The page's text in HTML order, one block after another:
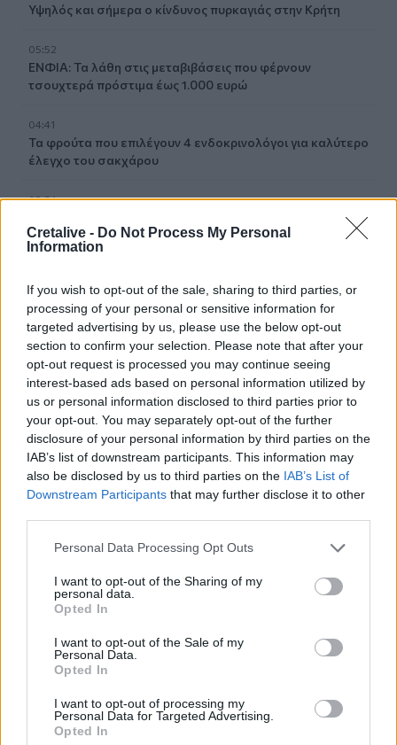
Cretalive - Do Not Process My Personal
Information
If you wish to opt-out of the sale, sharing to third parties, or
processing of your personal or sensitive information for
targeted advertising by us, please use the below opt-out
section to confirm your selection. Please note that after your
opt-out request is processed you may continue seeing
interest-based ads based on personal information utilized by
us or personal information disclosed to third parties prior to
your opt-out. You may separately opt-out of the further
disclosure of your personal information by third parties on the
IAB’s list of downstream participants. This information may
also be disclosed by us to third parties on the IAB’s List of
Downstream Participants that may further disclose it to other
Personal Data Processing Opt Outs
I want to opt-out of the Sharing of my
personal data.
Opted In
I want to opt-out of the Sale of my
Personal Data.
Opted In
I want to opt-out of processing my
Personal Data for Targeted Advertising.
Opted In
Υψηλός και σήμερα ο κίνδυνος πυρκαγιάς στην Κρήτη
05:52
ΕΝΦΙΑ: Τα λάθη στις μεταβιβάσεις που φέρνουν
τσουχτερά πρόστιμα έως 1.000 ευρώ
04:41
Τα φρούτα που επιλέγουν 4 ενδοκρινολόγοι για καλύτερο
έλεγχο του σακχάρου
03:34
Το απολαυστικό βίντεο της Νατάσας Θεοδωρίδου με τη
μητέρα της
Ο έρωτας θα πρωταγωνιστήσει στη ζωή αυτών των
ζωδίων τον Αύγουστο
01:42
Καύσωνας στο γραφείο: Πόσο μπορεί να χαλαρώσει το
dress code
00:31
Παιδιά στην πισίνα: 6 απαράβατοι κανόνες για την
πρόληψη του πνιγμού
ΠΕΡΙΣΣΟΤΕΡΑ
ΣΧΕΤΙΚA AΡΘΡΑ
ΟΦΗ: Αυτός πρέπει να είναι,
ΟΦΗ: Αυτός πρέπει να είναι,
καταρχήν, ο στόχος στο Σούπερ